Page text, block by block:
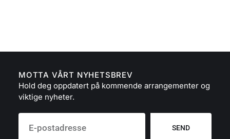
MOTTA VÅRT NYHETSBREV
Hold deg oppdatert på kommende arrangementer og
viktige nyheter.
SEND